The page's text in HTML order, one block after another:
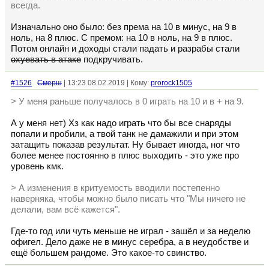
всегда.
Изначально оно было: без према на 10 в минус, на 9 в
ноль, на 8 плюс. С премом: на 10 в ноль, на 9 в плюс.
Потом онлайн и доходы стали падать и разрабы стали
охуевать в атаке подкручивать.
#1526 Смерш | 13:23 08.02.2019 | Кому: prorock1505
> У меня раньше получалось в 0 играть на 10 и в + на 9.
А у меня нет) Хз как надо играть что бы все снаряды
попали и пробили, а твой танк не дамажили и при этом
затащить показав результат. Ну бывает иногда, ног что
более менее постоянно в плюс выходить - это уже про
уровень кмк.
> А изменения в критуемость вводили постепенно
наверняка, чтобы можно было писать что "Мы ничего не
делали, вам всё кажется".
Где-то год или чуть меньше не играл - зашёл и за неделю
офигел. Дело даже не в минус серебра, а в неудобстве и
ещё большем рандоме. Это какое-то свинство.